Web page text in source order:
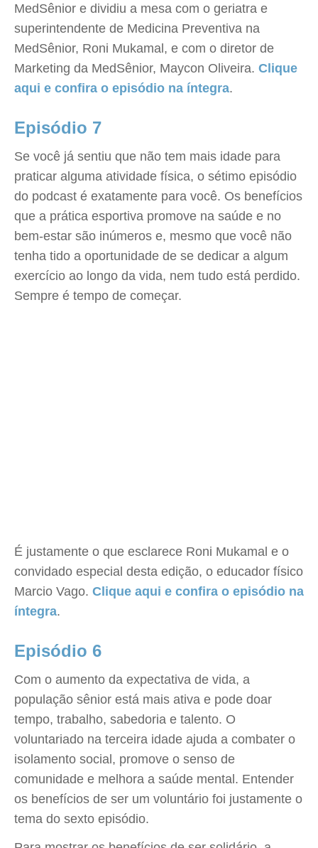
MedSênior e dividiu a mesa com o geriatra e
superintendente de Medicina Preventiva na
MedSênior, Roni Mukamal, e com o diretor de
Marketing da MedSênior, Maycon Oliveira. Clique
aqui e confira o episódio na íntegra.
Episódio 7
Se você já sentiu que não tem mais idade para
praticar alguma atividade física, o sétimo episódio
do podcast é exatamente para você. Os benefícios
que a prática esportiva promove na saúde e no
bem-estar são inúmeros e, mesmo que você não
tenha tido a oportunidade de se dedicar a algum
exercício ao longo da vida, nem tudo está perdido.
Sempre é tempo de começar.
É justamente o que esclarece Roni Mukamal e o
convidado especial desta edição, o educador físico
Marcio Vago. Clique aqui e confira o episódio na
íntegra.
Episódio 6
Com o aumento da expectativa de vida, a
população sênior está mais ativa e pode doar
tempo, trabalho, sabedoria e talento. O
voluntariado na terceira idade ajuda a combater o
isolamento social, promove o senso de
comunidade e melhora a saúde mental. Entender
os benefícios de ser um voluntário foi justamente o
tema do sexto episódio.